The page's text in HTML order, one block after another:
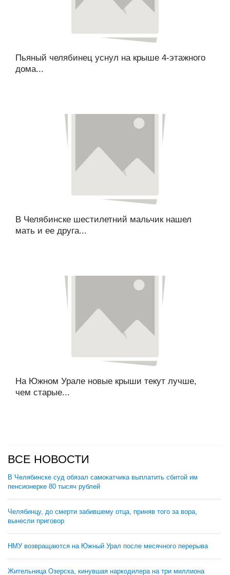
Пьяный челябинец уснул на крыше 4-этажного
дома...
В Челябинске шестилетний мальчик нашел
мать и ее друга...
На Южном Урале новые крыши текут лучше,
чем старые...
ВСЕ НОВОСТИ
В Челябинске суд обязал самокатчика выплатить сбитой им
пенсионерке 80 тысяч рублей
Челябинцу, до смерти забившему отца, приняв того за вора,
вынесли приговор
НМУ возвращаются на Южный Урал после месячного перерыва
Жительница Озерска, кинувшая наркодилера на три миллиона